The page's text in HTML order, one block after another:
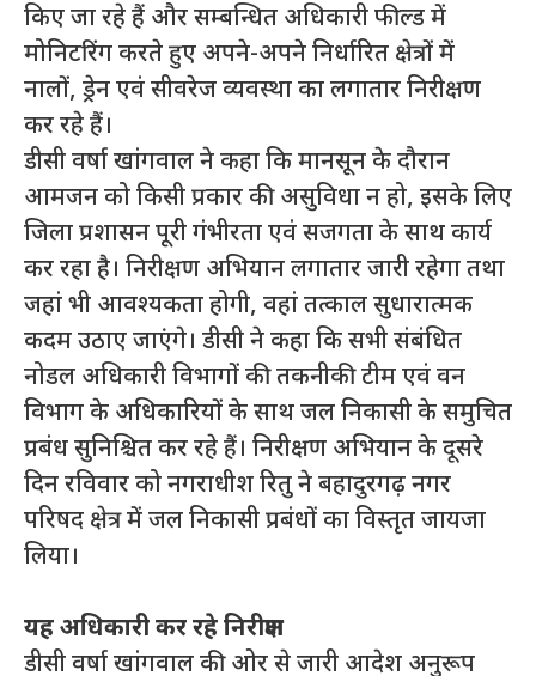
किए जा रहे हैं और सम्बन्धित अधिकारी फील्ड में
मोनिटरिंग करते हुए अपने-अपने निर्धारित क्षेत्रों में
नालों, ड्रेन एवं सीवरेज व्यवस्था का लगातार निरीक्षण
कर रहे हैं।
डीसी वर्षा खांगवाल ने कहा कि मानसून के दौरान
आमजन को किसी प्रकार की असुविधा न हो, इसके लिए
जिला प्रशासन पूरी गंभीरता एवं सजगता के साथ कार्य
कर रहा है। निरीक्षण अभियान लगातार जारी रहेगा तथा
जहां भी आवश्यकता होगी, वहां तत्काल सुधारात्मक
कदम उठाए जाएंगे। डीसी ने कहा कि सभी संबंधित
नोडल अधिकारी विभागों की तकनीकी टीम एवं वन
विभाग के अधिकारियों के साथ जल निकासी के समुचित
प्रबंध सुनिश्चित कर रहे हैं। निरीक्षण अभियान के दूसरे
दिन रविवार को नगराधीश रितु ने बहादुरगढ़ नगर
परिषद क्षेत्र में जल निकासी प्रबंधों का विस्तृत जायजा
लिया।
यह अधिकारी कर रहे निरीक्षण
डीसी वर्षा खांगवाल की ओर से जारी आदेश अनुरूप